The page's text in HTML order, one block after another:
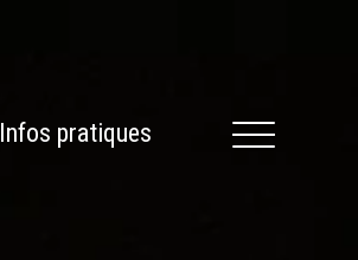
Infos pratiques